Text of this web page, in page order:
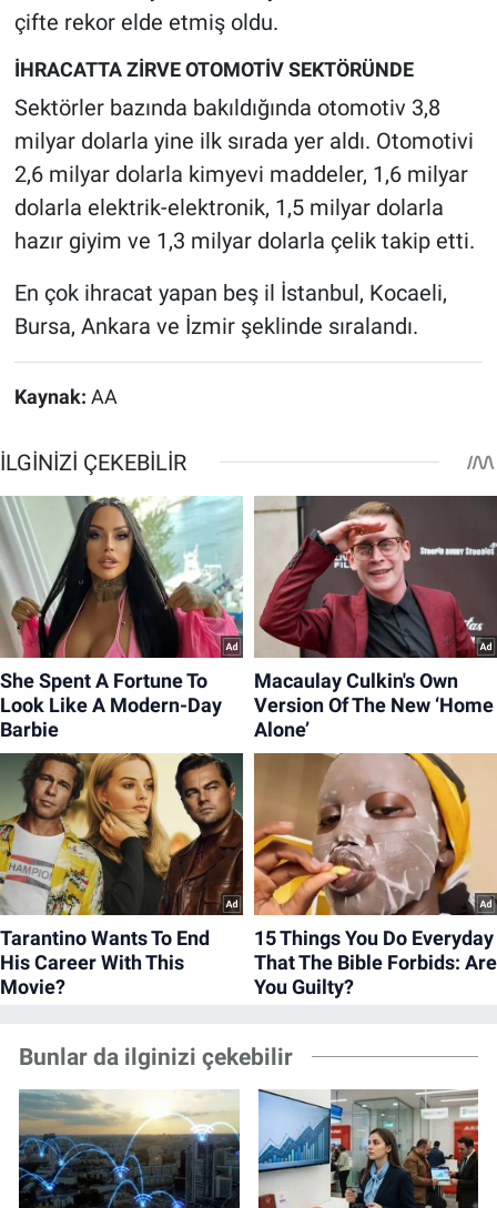
çifte rekor elde etmiş oldu.
İHRACATTA ZİRVE OTOMOTİV SEKTÖRÜNDE
Sektörler bazında bakıldığında otomotiv 3,8
milyar dolarla yine ilk sırada yer aldı. Otomotivi
2,6 milyar dolarla kimyevi maddeler, 1,6 milyar
dolarla elektrik-elektronik, 1,5 milyar dolarla
hazır giyim ve 1,3 milyar dolarla çelik takip etti.
En çok ihracat yapan beş il İstanbul, Kocaeli,
Bursa, Ankara ve İzmir şeklinde sıralandı.
Kaynak: AA
Bunlar da ilginizi çekebilir